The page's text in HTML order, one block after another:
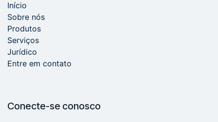
Início
Sobre nós
Produtos
Serviços
Jurídico
Entre em contato
Conecte-se conosco